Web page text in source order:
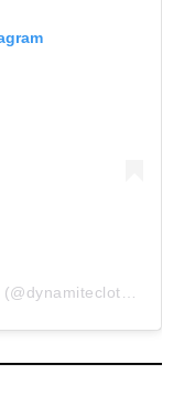
A post shared by Dynamite Clothing (@dynamiteclothing)